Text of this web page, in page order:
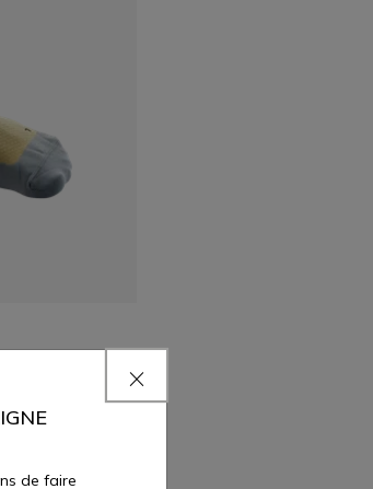
de faire